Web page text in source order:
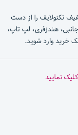
پرتخفیف تکنولایف را از دست
هندزفری، لپ تاپ،
خرید وارد شوید.
نمایید